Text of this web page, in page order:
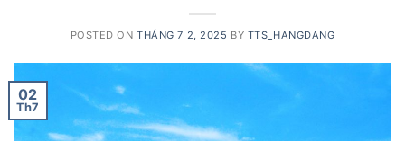
POSTED ONTHÁNG 7 2, 2025 BY TTS_HANGDANG
02
Th7